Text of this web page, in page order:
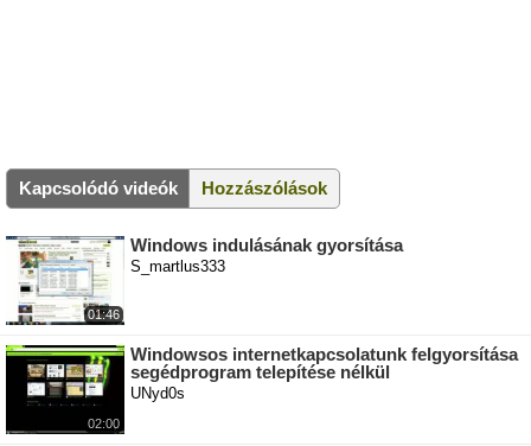
Kapcsolódó videók Hozzászólások
01:46
Windows indulásának gyorsítása
S_martlus333
02:00
Windowsos internetkapcsolatunk felgyorsítása
segédprogram telepítése nélkül
UNyd0s